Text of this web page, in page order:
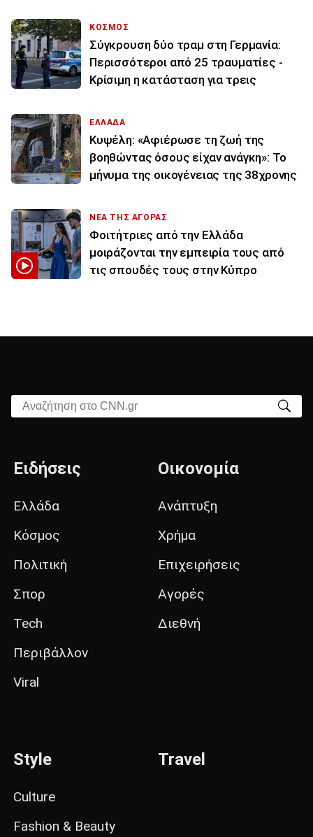
ΚΟΣΜΟΣ
Σύγκρουση δύο τραμ στη Γερμανία:
Περισσότεροι από 25 τραυματίες -
Κρίσιμη η κατάσταση για τρεις
ΕΛΛΑΔΑ
Κυψέλη: «Αφιέρωσε τη ζωή της
βοηθώντας όσους είχαν ανάγκη»: Το
μήνυμα της οικογένειας της 38χρονης
ΝΕΑ ΤΗΣ ΑΓΟΡΑΣ
Φοιτήτριες από την Ελλάδα
μοιράζονται την εμπειρία τους από
τις σπουδές τους στην Κύπρο
Αναζήτηση στο CNN.gr
Ειδήσεις
Ελλάδα
Κόσμος
Πολιτική
Σπορ
Tech
Περιβάλλον
Viral
Οικονομία
Ανάπτυξη
Χρήμα
Επιχειρήσεις
Αγορές
Διεθνή
Style
Culture
Fashion & Beauty
Travel